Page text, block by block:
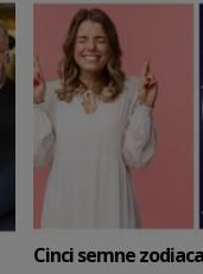
Cinci semne